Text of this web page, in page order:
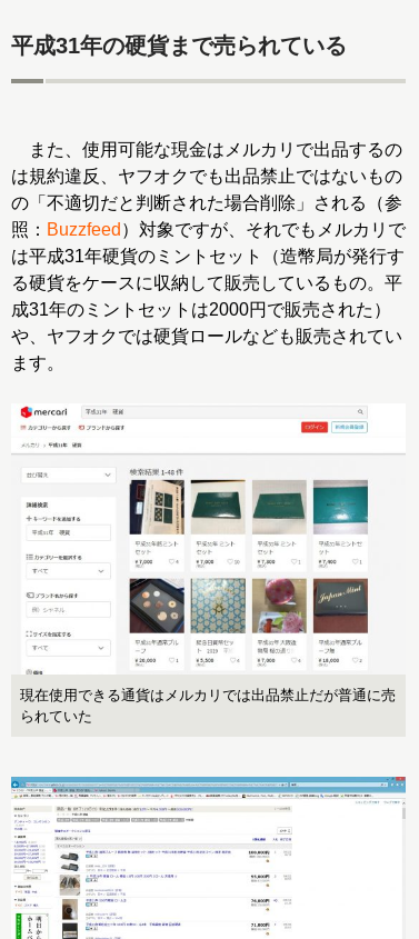
平成31年の硬貨まで売られている
また、使用可能な現金はメルカリで出品するの
は規約違反、ヤフオクでも出品禁止ではないもの
の「不適切だと判断された場合削除」される（参
照： Buzzfeed ）対象ですが、それでもメルカリで
は平成31年硬貨のミントセット（造幣局が発行す
る硬貨をケースに収納して販売しているもの。平
成31年のミントセットは2000円で販売された）
や、ヤフオクでは硬貨ロールなども販売されてい
ます。
現在使用できる通貨はメルカリでは出品禁止だが普通に売
られていた